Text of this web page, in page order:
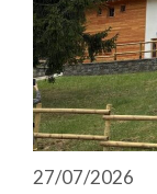
27/07/2026